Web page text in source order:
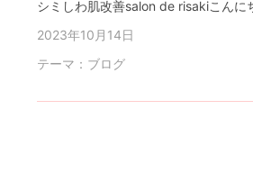
2023年10月14日
テーマ： ブログ